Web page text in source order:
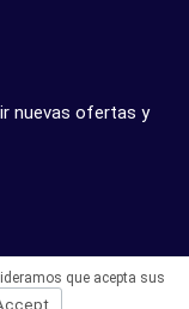
nuevas ofertas y
que acepta sus